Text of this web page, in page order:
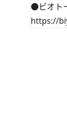
●ビオト
https://